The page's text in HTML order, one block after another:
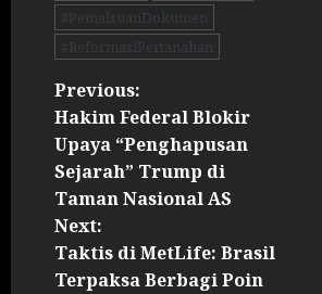
#PemalsuanDokumen
#ReformasiPertanahan
Previous:
Hakim Federal Blokir
Upaya “Penghapusan
Sejarah” Trump di
Taman Nasional AS
Next:
Taktis di MetLife: Brasil
Terpaksa Berbagi Poin